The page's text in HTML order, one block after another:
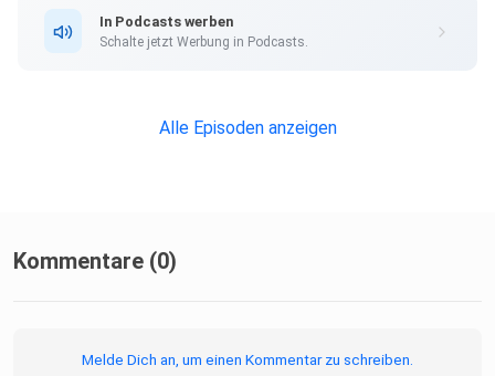
In Podcasts werben
Schalte jetzt Werbung in Podcasts.
Alle Episoden anzeigen
Kommentare (0)
Melde Dich an, um einen Kommentar zu schreiben.